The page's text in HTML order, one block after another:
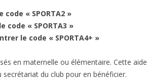
« SPORTA2 »
« SPORTA3 »
le code « SPORTA4+ »
en maternelle ou élémentaire. Cette aide
du club pour en bénéficier.